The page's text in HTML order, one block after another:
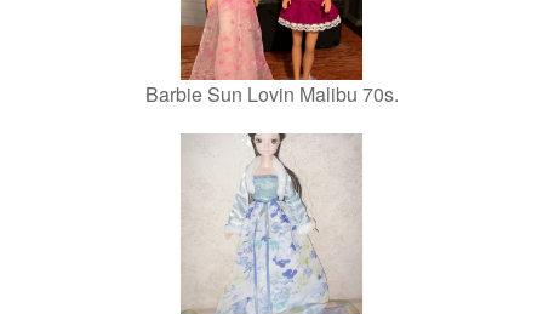
Barbie Sun Lovin Malibu 70s.